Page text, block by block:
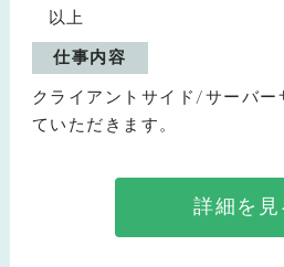
以上
仕事内容
クライアントサイド/サーバー
ていただきます。
詳細を見